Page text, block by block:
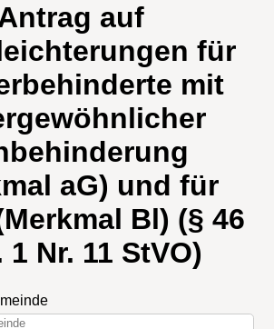
auf
für
mit
aG) und für
Bl) (§ 46
1 Nr. 11 StVO)